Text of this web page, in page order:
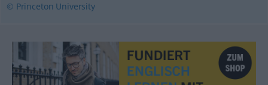
© Princeton University